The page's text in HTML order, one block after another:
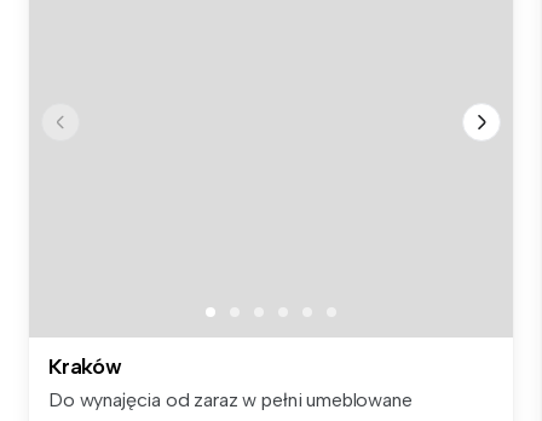
Kraków
Do wynajęcia od zaraz w pełni umeblowane